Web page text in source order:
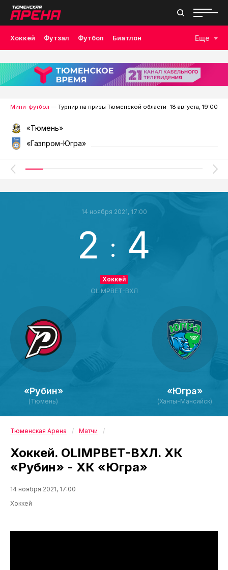
Хоккей Футзал Футбол Биатлон
Лыжные гонки Волейбол Плавание Дзюдо
Скалолазание Велоспорт Бокс
Еще
Мини-футбол — Турнир на призы Тюменской области 18 августа, 19:00
«Тюмень»
«Газпром-Югра»
«Рубин»
(Тюмень)
14 ноября 2021, 17:00
2 : 4
Хоккей
OLIMPBET-ВХЛ
«Югра»
(Ханты-Мансийск)
Тюменская Арена Матчи
Хоккей. OLIMPBET-ВХЛ. ХК
«Рубин» - ХК «Югра»
14 ноября 2021, 17:00
Хоккей